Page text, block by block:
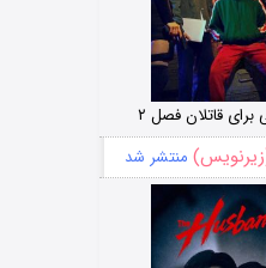
قاتلان فصل ۲
منتشر شد